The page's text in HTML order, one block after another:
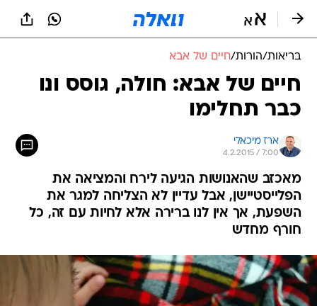
בריאות/הורות/חיים של אבא
חיים של אבא: חולה, גוסס ונו
כבר תחלימו
ארז מיכאלי
4.2.2015 / 7:00
מאכזב שהאנושות הגיעה לירח והמציאה את
הפלייסטיישן, אבל עדיין לא הצליחה למגר את
השפעת, אך אין לנו ברירה אלא לחיות עם זה, כל
חורף מחדש